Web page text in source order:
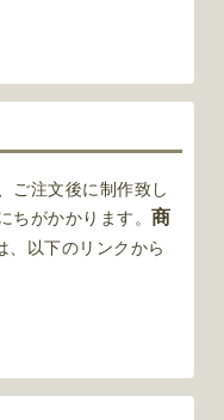
ご注文後に制作致し
ちがかかります。 商
、以下のリンクから